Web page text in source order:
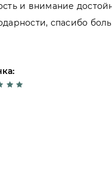
и внимание
спасибо